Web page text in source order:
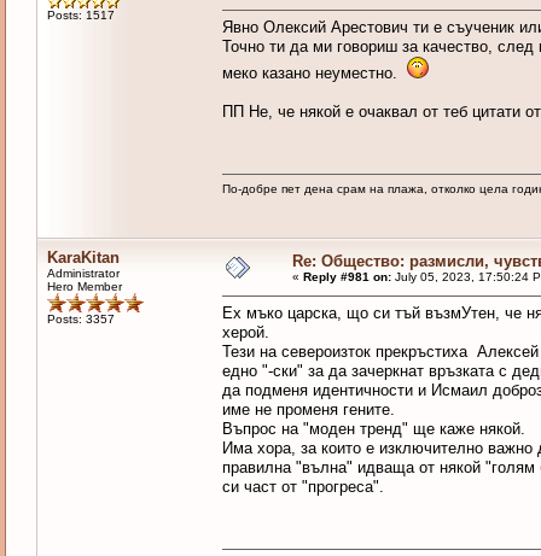
Posts: 1517
Явно Олексий Арестович ти е съученик
Точно ти да ми говориш за качество, след
меко казано неуместно.
ПП Не, че някой е очаквал от теб цитати
По-добре пет дена срам на плажа, отколко цела
KaraKitan
Administrator
Hero Member
Posts: 3357
Re: Общество: размисли,
« Reply #981 on:July 05, 2023, 17:50:24
Ех мъко царска, що си тъй възмУтен, че
херой.
Тези на североизток прекръстиха
едно "-ски" за да зачеркнат връзката с
да подменя идентичности и Исмаил
име не променя гените.
Въпрос на "моден тренд" ще каже някой.
Има хора, за които е изключително
правилна "вълна" идваща от някой "голям
си част от "прогреса".